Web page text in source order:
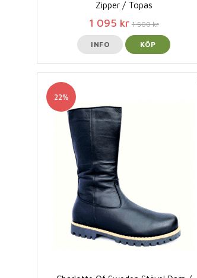
Zipper / Topas
1 095 kr 1 500 kr
INFO KÖP
22%